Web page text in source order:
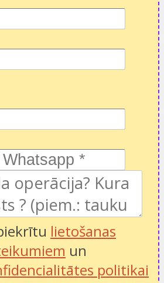
lietošanas
un
politikai